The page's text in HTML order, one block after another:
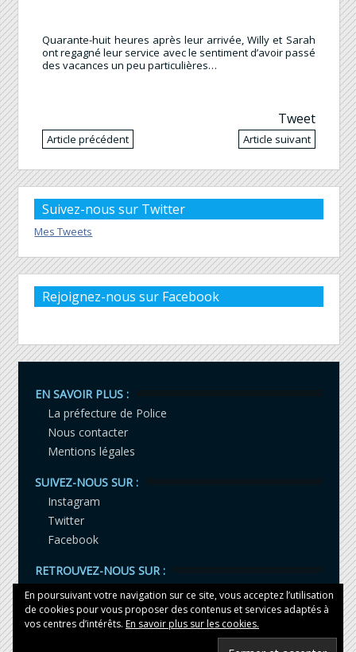
Quarante-huit heures après leur arrivée, Willy et Sarah
ont regagné leur service avec le sentiment d’avoir passé
des vacances un peu particulières…
Tweet
Article précédent Article suivant
Suivez-nous sur Twitter
Mes Tweets
Rejoignez-nous sur Facebook
EN SAVOIR PLUS :
La préfecture de Police
Nous contacter
Mentions légales
SUIVEZ-NOUS SUR :
Instagram
Twitter
Facebook
RETROUVEZ-NOUS SUR :
LinkedIn
YouTube
Tiktok
En poursuivant votre navigation sur ce site, vous acceptez l’utilisation
de cookies pour vous proposer des contenus et services adaptés à
vos centres d’intérêts. En savoir plus sur les cookies.